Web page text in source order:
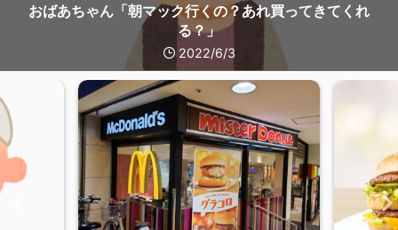
おばあちゃん「朝マック行くの？あれ買ってきてくれ
る？」
2022/6/3